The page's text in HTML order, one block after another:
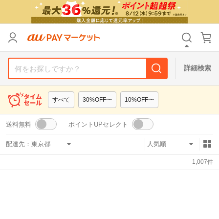
詳細検索
すべて 30%OFF〜 10%OFF〜
送料無料 ポイントUPセレクト
配達先：
1,007件
カテゴリ すべて
すべて
支払い方法 すべて
その他の条件
送料無料 タイムセール
Pontaパス特典対象すべて ポイントUPセレクトのみ
リセット
カテゴリ すべて
すべて
支払い方法 すべて
その他の条件
送料無料 タイムセール
Pontaパス特典対象すべて ポイントUPセレクトのみ